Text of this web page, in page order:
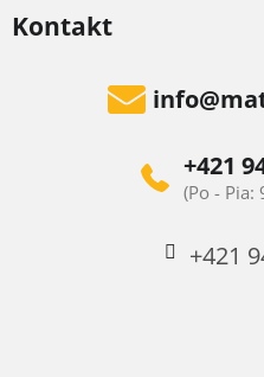
Kontakt
info@
+421
+421